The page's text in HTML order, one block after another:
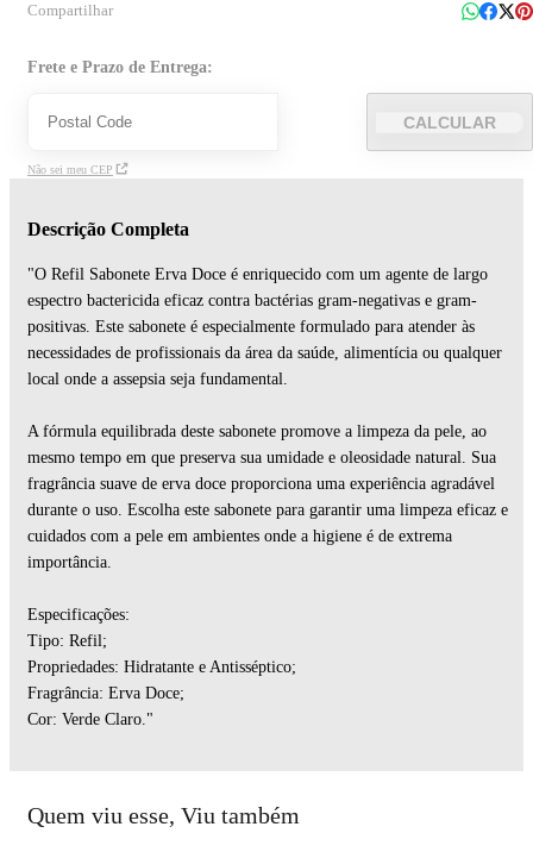
Compartilhar
Frete e Prazo de Entrega:
CALCULAR
Não sei meu CEP
Descrição Completa
"O Refil Sabonete Erva Doce é enriquecido com um agente de largo
espectro bactericida eficaz contra bactérias gram-negativas e gram-
positivas. Este sabonete é especialmente formulado para atender às
necessidades de profissionais da área da saúde, alimentícia ou qualquer
local onde a assepsia seja fundamental.
A fórmula equilibrada deste sabonete promove a limpeza da pele, ao
mesmo tempo em que preserva sua umidade e oleosidade natural. Sua
fragrância suave de erva doce proporciona uma experiência agradável
durante o uso. Escolha este sabonete para garantir uma limpeza eficaz e
cuidados com a pele em ambientes onde a higiene é de extrema
importância.
Especificações:
Tipo: Refil;
Propriedades: Hidratante e Antisséptico;
Fragrância: Erva Doce;
Cor: Verde Claro."
Quem viu esse, Viu também